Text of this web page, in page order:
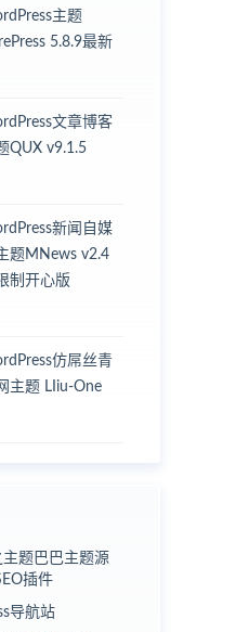
主题
5.8.9最新
文章博客
QUX v9.1.5
新闻自媒
题MNews v2.4
制开心版
仿屌丝青
主题 LIiu-One
题巴巴主题源
插件
导航站